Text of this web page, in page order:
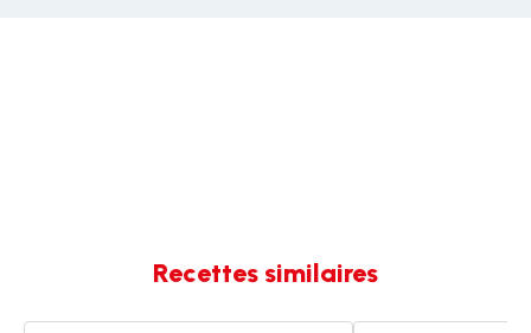
Recettes similaires